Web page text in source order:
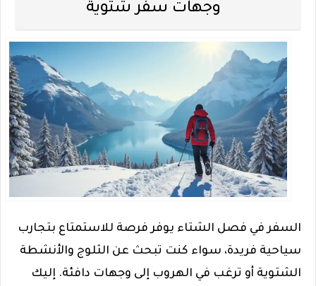
وجهات سفر شتوية
السفر في فصل الشتاء يوفر فرصة للاستمتاع بتجارب
سياحية فريدة، سواء كنت تبحث عن الثلوج والأنشطة
الشتوية أو ترغب في الهروب إلى وجهات دافئة. إليك